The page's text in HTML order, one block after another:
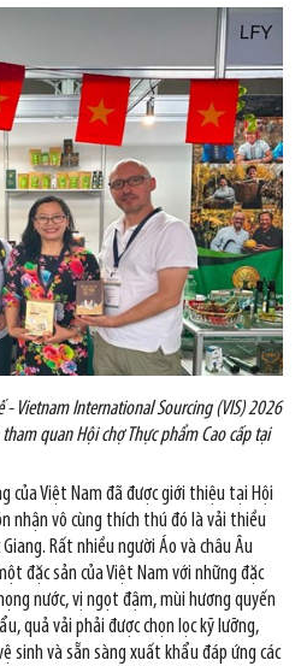
- Vietnam International Sourcing (VIS) 2026
quan Hội chợ Thực phẩm Cao cấp tại
Việt Nam đã được giới thiệu tại Hội
nhận vô cùng thích thú đó là vải thiều
Rất nhiều người Áo và châu Âu
đặc sản của Việt Nam với những đặc
nước, vị ngọt đậm, mùi hương quyến
quả vải phải được chọn lọc kỹ lưỡng,
sinh và sẵn sàng xuất khẩu đáp ứng các